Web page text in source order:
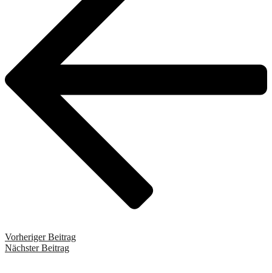
Vorheriger Beitrag
Nächster Beitrag